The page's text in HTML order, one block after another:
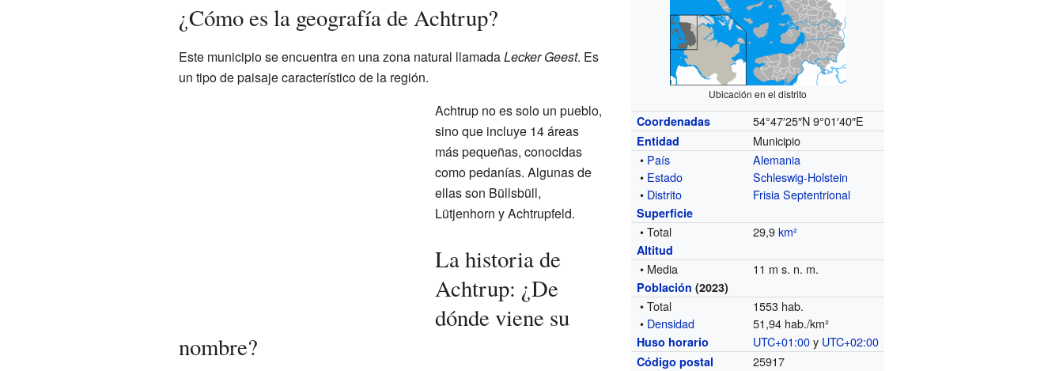
Ubicación en el distrito
Coordenadas 54°47′25″N 9°01′40″E
Entidad
Municipio
• País
Alemania
• Estado
Schleswig-Holstein
• Distrito Frisia Septentrional
Superficie
• Total 29,9km²
Altitud
• Media 11 m s. n. m.
Población (2023)
• Total
1553 hab.
• Densidad 51,94 hab./km²
Huso horario UTC+01:00y UTC+02:00
Código postal 25917
¿Cómo es la geografía de Achtrup?
Este municipio se encuentra en una zona natural llamadaLecker Geest. Es
un tipo de paisaje característico de la región.
Achtrup no es solo un pueblo,
sino que incluye 14 áreas
más pequeñas, conocidas
como pedanías. Algunas de
ellas son Büllsbüll,
Lütjenhorn y Achtrupfeld.
La historia de
Achtrup: ¿De
dónde viene su
nombre?